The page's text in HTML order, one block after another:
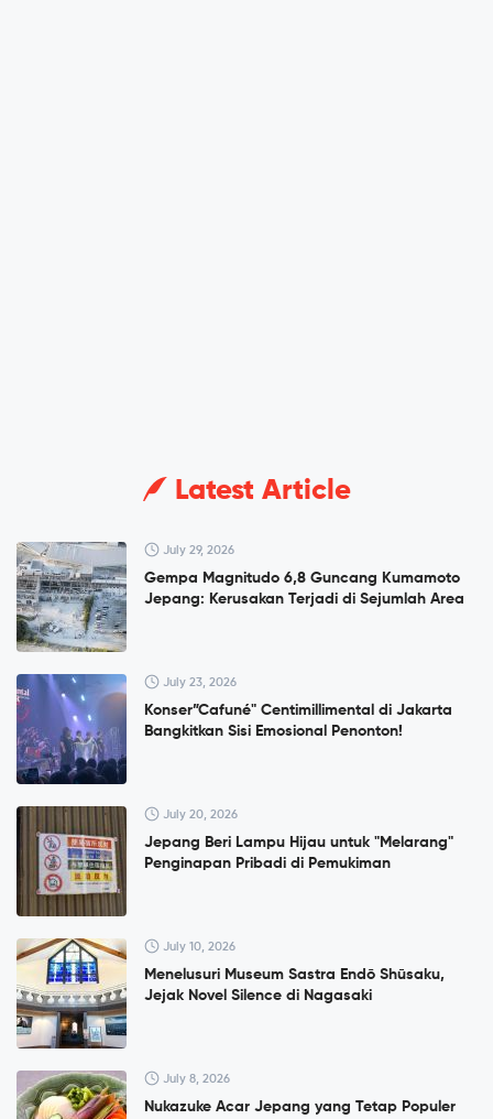
Latest Article
July 29, 2026
Gempa Magnitudo 6,8 Guncang Kumamoto
Jepang: Kerusakan Terjadi di Sejumlah Area
July 23, 2026
Konser”Cafuné" Centimillimental di Jakarta
Bangkitkan Sisi Emosional Penonton!
July 20, 2026
Jepang Beri Lampu Hijau untuk "Melarang"
Penginapan Pribadi di Pemukiman
July 10, 2026
Menelusuri Museum Sastra Endō Shūsaku,
Jejak Novel Silence di Nagasaki
July 8, 2026
Nukazuke Acar Jepang yang Tetap Populer